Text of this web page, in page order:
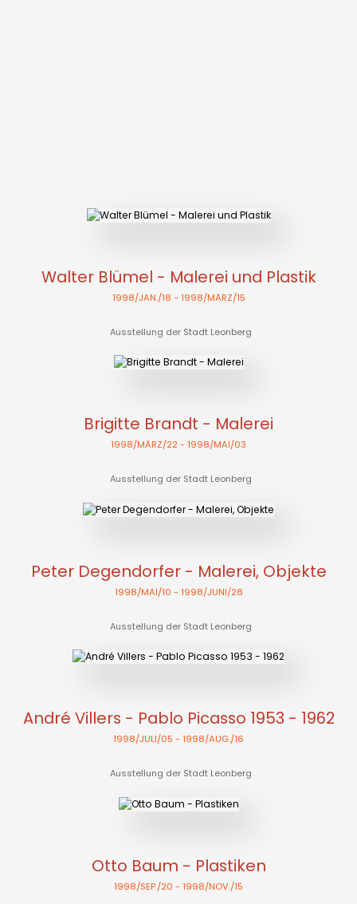
Walter Blümel - Malerei und Plastik
1998/JAN./18 - 1998/MÄRZ/15
Ausstellung der Stadt Leonberg
Brigitte Brandt - Malerei
1998/MÄRZ/22- 1998/MAI/03
Ausstellung der Stadt Leonberg
Peter Degendorfer - Malerei, Objekte
1998/MAI/10 - 1998/JUNI/28
Ausstellung der Stadt Leonberg
André Villers - Pablo Picasso 1953 - 1962
1998/JULI/05 - 1998/AUG./16
Ausstellung der Stadt Leonberg
Otto Baum - Plastiken
1998/SEP./20 - 1998/NOV./15